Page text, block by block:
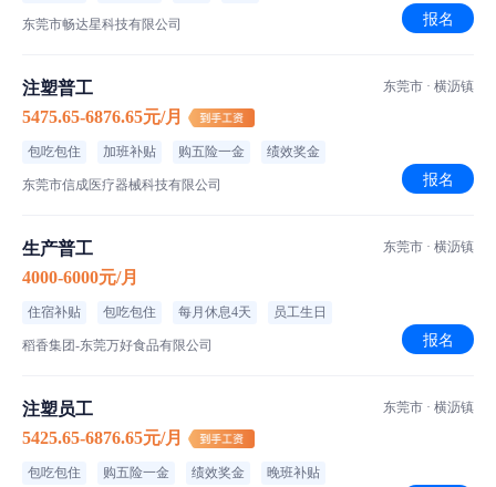
东莞市畅达星科技有限公司 报名
注塑普工
5475.65-6876.65元/月
包吃包住 加班补贴 购五险一金 绩效奖金
东莞市信成医疗器械科技有限公司
东莞市 · 横沥镇
报名
生产普工
4000-6000元/月
住宿补贴 包吃包住 每月休息4天 员工生日
稻香集团-东莞万好食品有限公司
东莞市 · 横沥镇
报名
注塑员工
5425.65-6876.65元/月
包吃包住 购五险一金 绩效奖金 晚班补贴
东莞市 · 横沥镇